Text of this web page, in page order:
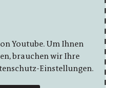
Youtube. Um Ihnen
brauchen wir Ihre
Einstellungen.